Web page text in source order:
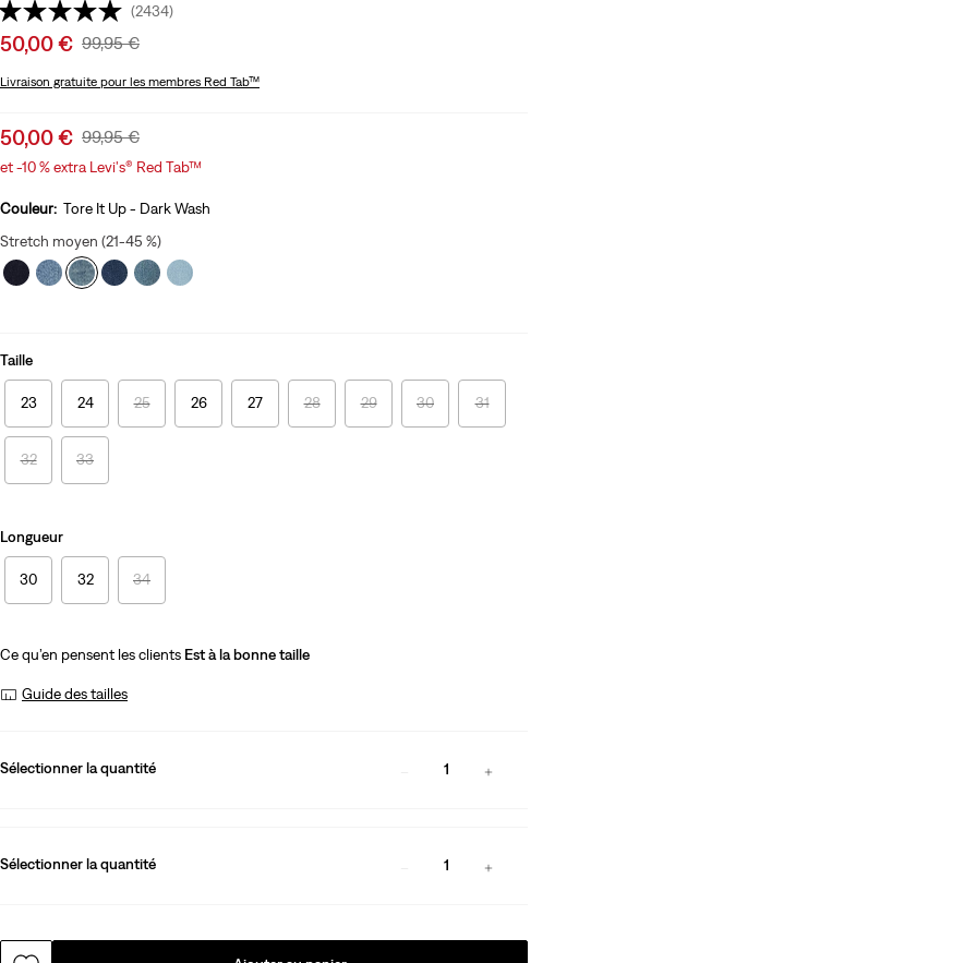
(2434)
Sale
is
50,00 € Original
Was
99,95 €
Livraison gratuite pour les membres Red Tab™
Sale
price
50,00 € Original
Price
99,95 €
et -10 % extra Levi's® Red Tab™
Couleur: Tore It Up - Dark Wash
Stretch moyen (21-45 %)
Taille
23 24 25 26 27 28 29 30 31
32 33
Longueur
30 32 34
Ce qu’en pensent les clients Est à la bonne taille
Guide des tailles
Sélectionner la quantité 1
Sélectionner la quantité 1